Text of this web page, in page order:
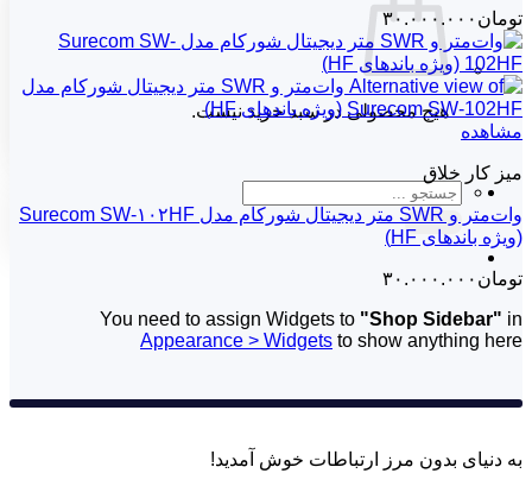
هیچ محصولی در سبد خرید نیست.
جستجو
برای:
تومان ۳۰.۰۰۰.۰۰۰
مشاهده
میز کار خلاق
وات‌متر و SWR متر دیجیتال شورکام مدل Surecom SW-۱۰۲HF
(ویژه باندهای HF)
تومان ۳۰.۰۰۰.۰۰۰
You need to assign Widgets to "Shop Sidebar" in
Appearance > Widgets to show anything here
به دنیای بدون مرز ارتباطات خوش آمدید!